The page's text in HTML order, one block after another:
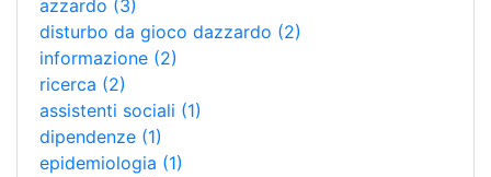
azzardo (3)
disturbo da gioco dazzardo (2)
informazione (2)
ricerca (2)
assistenti sociali (1)
dipendenze (1)
epidemiologia (1)